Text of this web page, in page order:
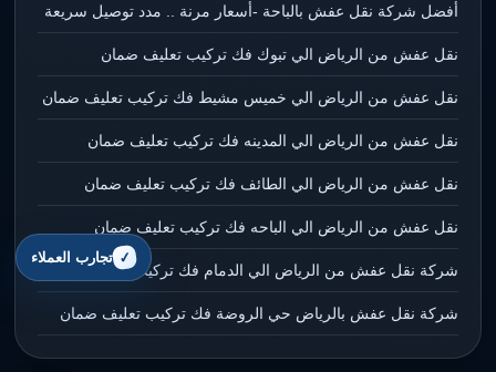
أفضل شركة نقل عفش بالباحة -أسعار مرنة .. مدد توصيل سريعة
نقل عفش من الرياض الي تبوك فك تركيب تعليف ضمان
نقل عفش من الرياض الي خميس مشيط فك تركيب تعليف ضمان
نقل عفش من الرياض الي المدينه فك تركيب تعليف ضمان
نقل عفش من الرياض الي الطائف فك تركيب تعليف ضمان
نقل عفش من الرياض الي الباحه فك تركيب تعليف ضمان
شركة نقل عفش من الرياض الي الدمام فك تركيب تعليف ضمان
شركة نقل عفش بالرياض حي الروضة فك تركيب تعليف ضمان
تجارب العملاء